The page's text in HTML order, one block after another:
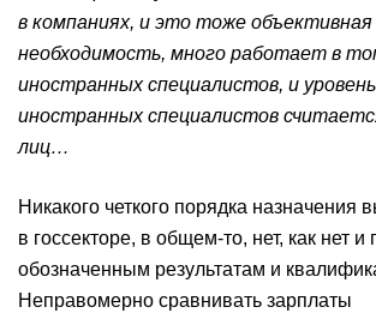
в компаниях, и это тоже объективная
необходимость, много работает в
иностранных специалистов, и
иностранных специалистов
лиц…
Никакого четкого порядка назначения
в госсекторе, в общем-то, нет, как нет и
обозначенным результатам и
Неправомерно сравнивать зарплаты